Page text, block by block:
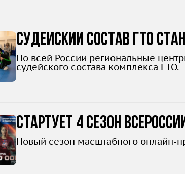
Судейский состав ГТО
По всей России региональные
судейского состава комплекса ГТО.
Стартует 4 сезон
Новый сезон масштабного онлайн-